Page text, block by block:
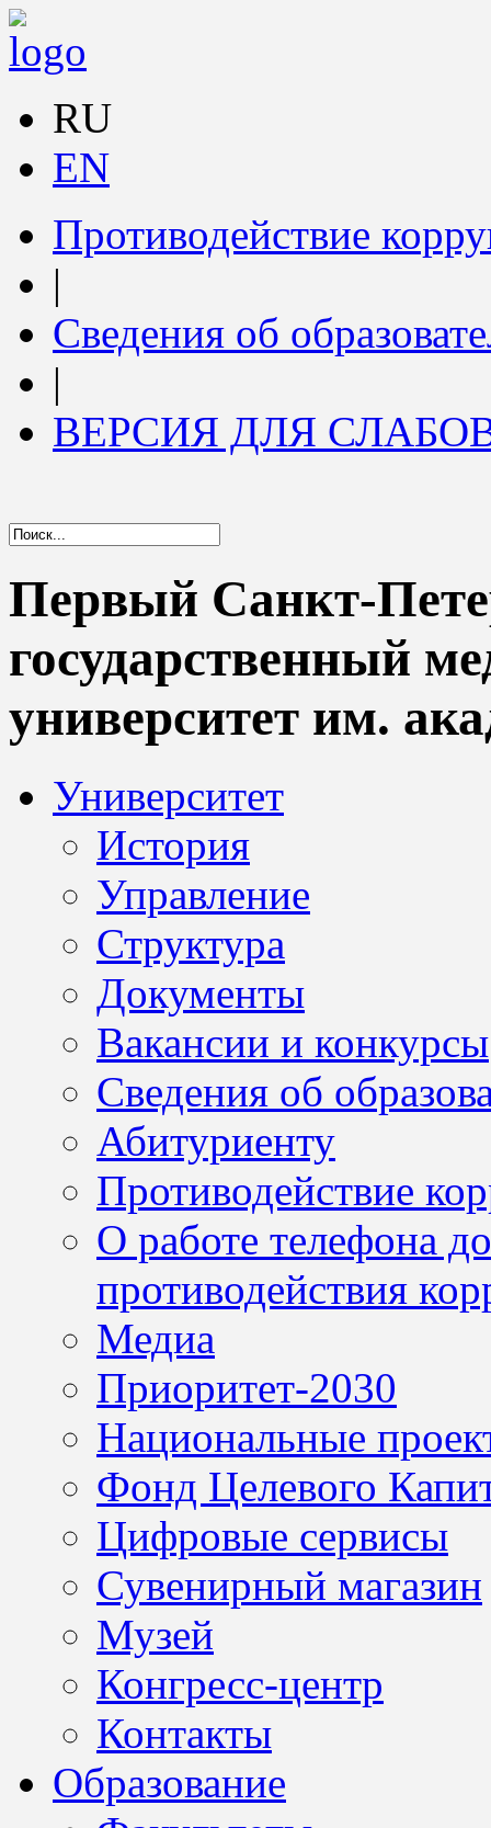
RU
EN
Противодействие
|
Сведения об
|
ВЕРСИЯ ДЛЯ
Первый Санкт-
государственный
университет им.
Университет
История
Управление
Структура
Документы
Вакансии и конкурсы
Сведения об
Абитуриенту
Противодействие
О работе телефона
противодействия
Медиа
Приоритет-2030
Национальные
Фонд Целевого
Цифровые сервисы
Сувенирный магазин
Музей
Конгресс-центр
Контакты
Образование